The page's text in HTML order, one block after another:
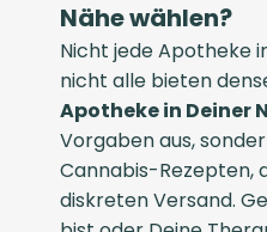
Nähe wählen?
Nicht jede Apotheke
nicht alle bieten
Apotheke in Deiner
Vorgaben aus,
Cannabis-Rezepten,
diskreten Versand.